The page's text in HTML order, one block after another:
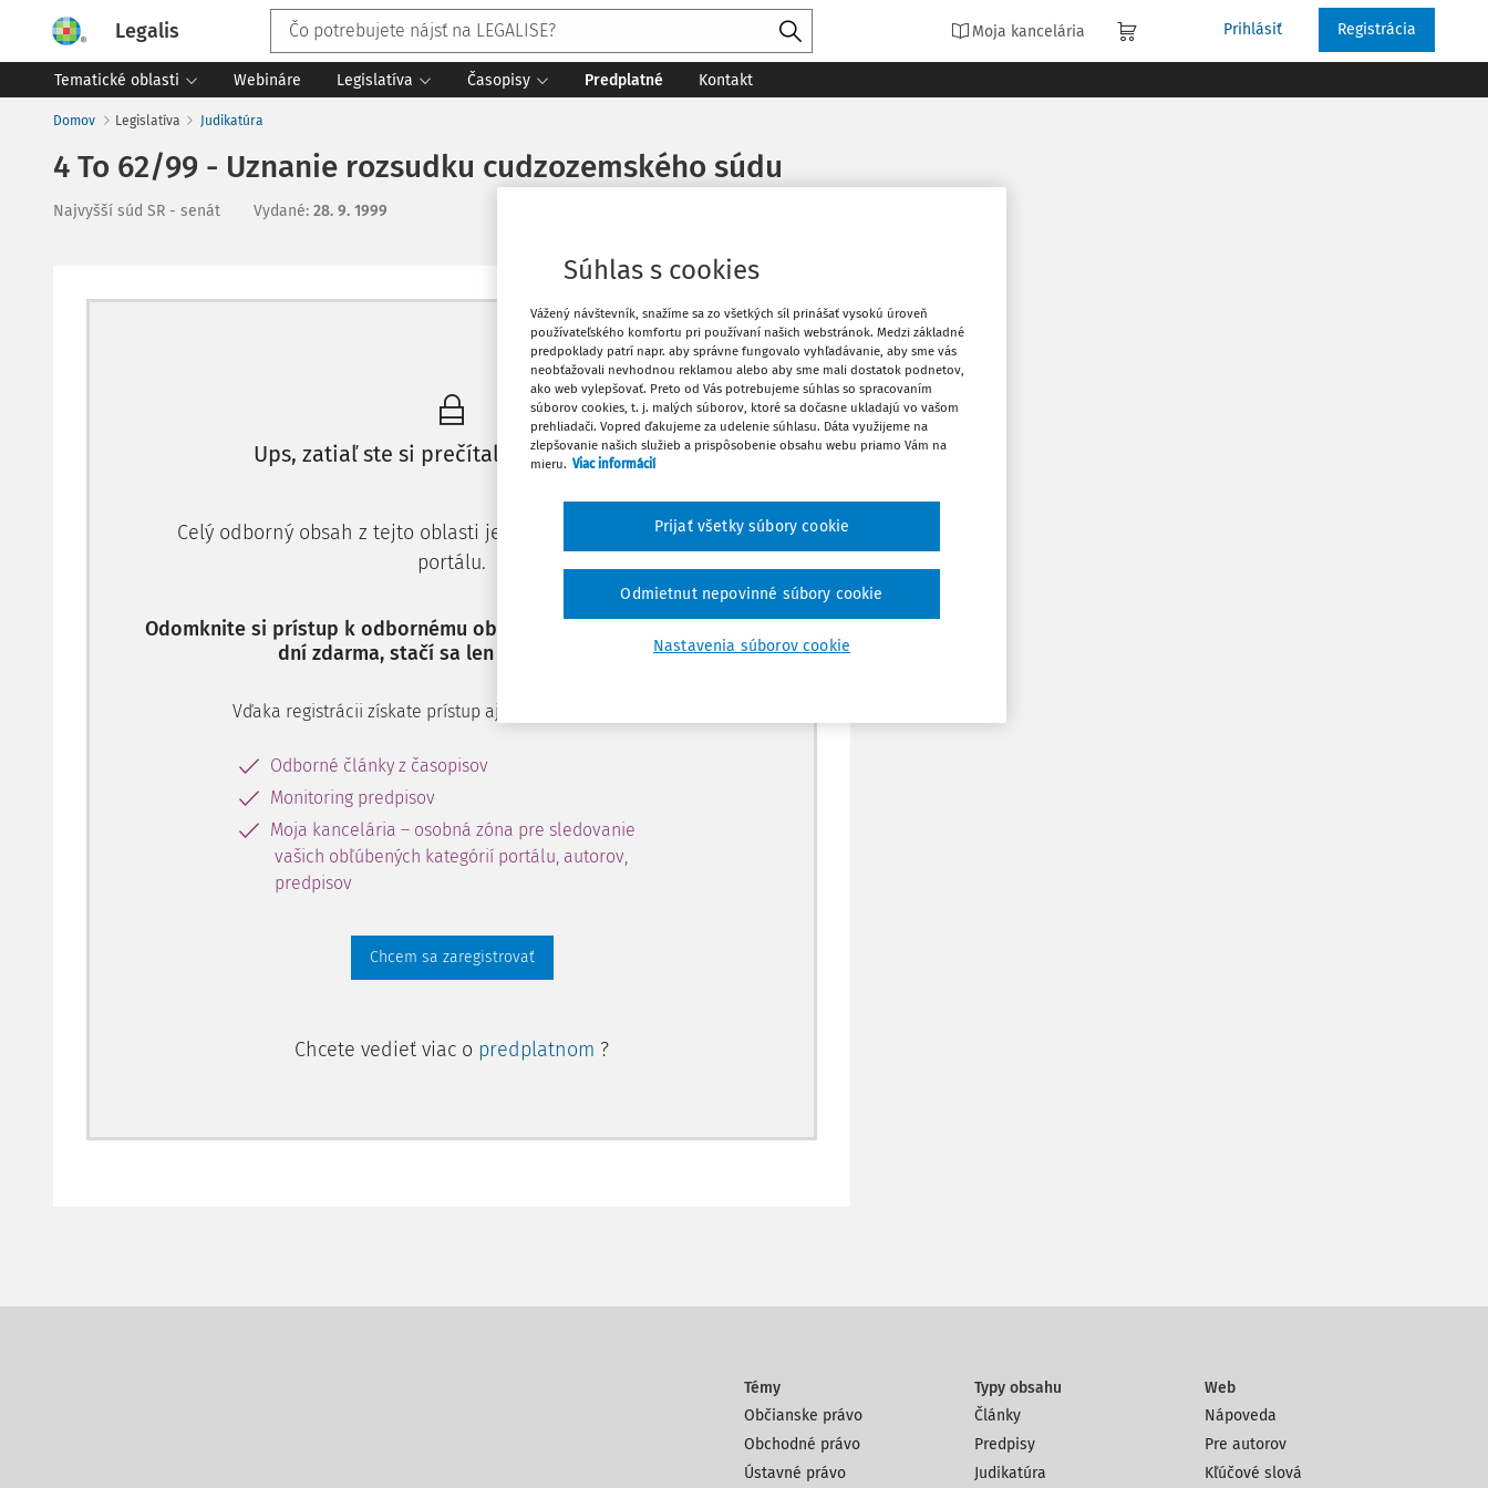
Legalis Moja kancelária Prihlásiť Registrácia
Tematické oblasti Webináre Legislatíva Časopisy Predplatné Kontakt
Domov Legislatíva Judikatúra
4 To 62/99 - Uznanie rozsudku cudzozemského súdu
Najvyšší súd SR - senát Vydané: 28. 9. 1999
Máte predplatné? Prihláste sa
Ups, zatiaľ ste si prečítali len začiatok...
Celý odborný obsah z tejto oblasti je dostupný predplatiteľom
portálu.
Odomknite si prístup k odbornému obsahu a získajte prístup na 10
dní zdarma, stačí sa len zaregistrovať.
Vďaka registrácii získate prístup aj k vybranému obsahu:
Odborné články z časopisov
Monitoring predpisov
Moja kancelária – osobná zóna pre sledovanie
vašich obľúbených kategórií portálu, autorov,
predpisov
Chcem sa zaregistrovať
Chcete vedieť viac o predplatnom ?
Vytlačiť
Obľúbené
Stiahnuť
Témy
Občianske právo
Obchodné právo
Ústavné právo
Typy obsahu
Články
Predpisy
Judikatúra
Web
Nápoveda
Pre autorov
Kľúčové slová
Súhlas s cookies
Vážený návštevník, snažíme sa zo všetkých síl prinášať vysokú úroveň
používateľského komfortu pri používaní našich webstránok. Medzi základné
predpoklady patrí napr. aby správne fungovalo vyhľadávanie, aby sme vás
neobťažovali nevhodnou reklamou alebo aby sme mali dostatok podnetov,
ako web vylepšovať. Preto od Vás potrebujeme súhlas so spracovaním
súborov cookies, t. j. malých súborov, ktoré sa dočasne ukladajú vo vašom
prehliadači. Vopred ďakujeme za udelenie súhlasu. Dáta využijeme na
zlepšovanie našich služieb a prispôsobenie obsahu webu priamo Vám na
mieru. Viac informácií
Nastavenia súborov cookie
Odmietnut nepovinné súbory cookie
Prijať všetky súbory cookie